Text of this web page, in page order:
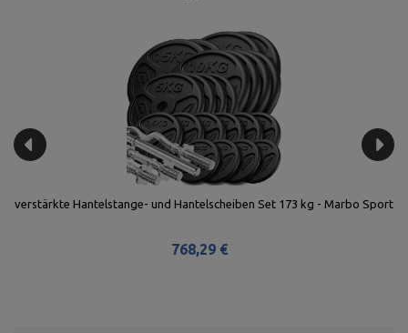
verstärkte Hantelstange- und Hantelscheiben Set 173 kg - Marbo Sport
768,29 €